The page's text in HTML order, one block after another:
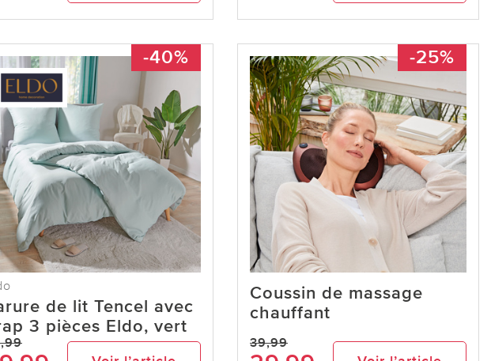
-40%
de lit Tencel avec
3 pièces Eldo, vert
-25%
Coussin de massage
chauffant
39,99